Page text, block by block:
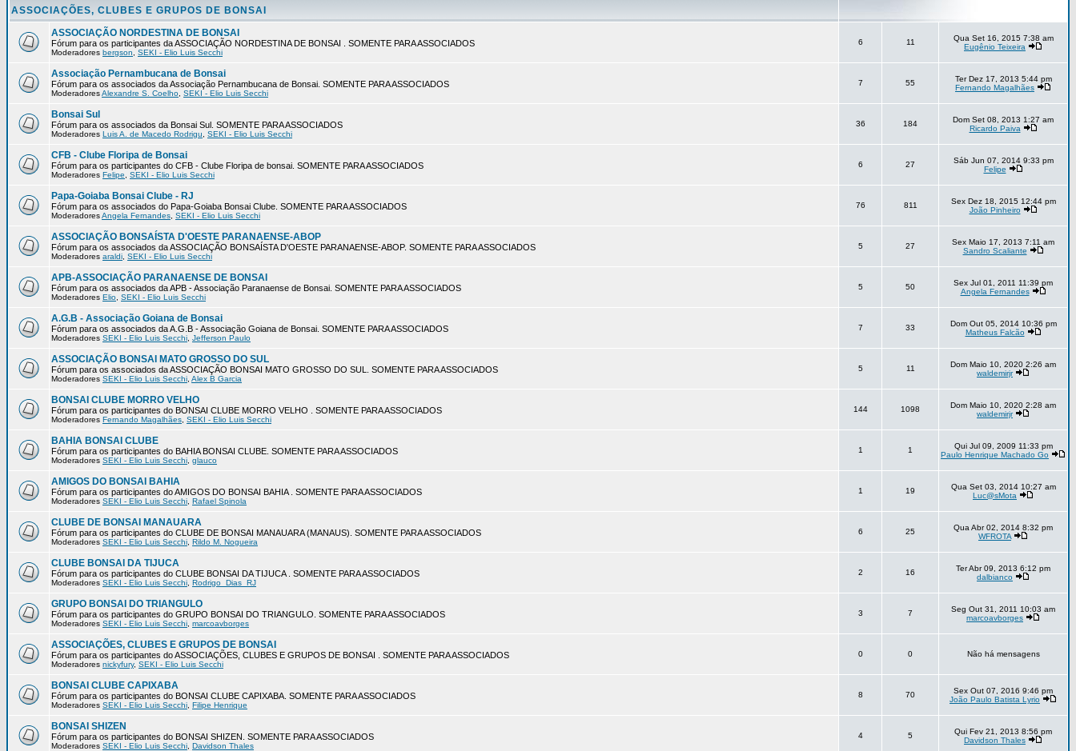
ASSOCIAÇÕES, CLUBES E GRUPOS DE BONSAI
ASSOCIAÇÃO NORDESTINA DE BONSAI
Fórum para os participantes da ASSOCIAÇÃO NORDESTINA DE BONSAI . SOMENTE PARA ASSOCIADOS
Moderadores bergson SEKI - Elio Luis Secchi
6 11
Qua Set 16, 2015 7:38 am
Eugênio Teixeira
Associação Pernambucana de Bonsai
Fórum para os associados da Associação Pernambucana de Bonsai. SOMENTE PARA ASSOCIADOS
ModeradoresAlexandre S. Coelho SEKI - Elio Luis Secchi
7 55
Ter Dez 17, 2013 5:44 pm
Fernando Magalhães
Bonsai Sul
Fórum para os associados da Bonsai Sul. SOMENTE PARA ASSOCIADOS
Moderadores Luis A. de Macedo Rodrigu SEKI - Elio Luis Secchi
36 184
Dom Set 08, 2013 1:27 am
Ricardo Paiva
CFB - Clube Floripa de Bonsai
Fórum para os participantes do CFB - Clube Floripa de bonsai. SOMENTE PARA ASSOCIADOS
Moderadores Felipe SEKI - Elio Luis Secchi
6 27
Sáb Jun 07, 2014 9:33 pm
Felipe
Papa-Goiaba Bonsai Clube - RJ
Fórum para os associados do Papa-Goiaba Bonsai Clube. SOMENTE PARA ASSOCIADOS
ModeradoresAngela Fernandes SEKI - Elio Luis Secchi
76 811
Sex Dez 18, 2015 12:44 pm
João Pinheiro
ASSOCIAÇÃO BONSAÍSTA D'OESTE PARANAENSE-ABOP
Fórum para os associados da ASSOCIAÇÃO BONSAÍSTA D'OESTE PARANAENSE-ABOP. SOMENTE PARA ASSOCIADOS
Moderadores araldi SEKI - Elio Luis Secchi
5 27
Sex Maio 17, 2013 7:11 am
Sandro Scaliante
APB-ASSOCIAÇÃO PARANAENSE DE BONSAI
Fórum para os associados da APB - Associação Paranaense de Bonsai. SOMENTE PARA ASSOCIADOS
Moderadores Elio SEKI - Elio Luis Secchi
5 50
Sex Jul 01, 2011 11:39 pm
Angela Fernandes
A.G.B - Associação Goiana de Bonsai
Fórum para os associados da A.G.B - Associação Goiana de Bonsai. SOMENTE PARA ASSOCIADOS
Moderadores SEKI - Elio Luis Secchi Jefferson Paulo
7 33
Dom Out 05, 2014 10:36 pm
Matheus Falcão
ASSOCIAÇÃO BONSAI MATO GROSSO DO SUL
Fórum para os associados da ASSOCIAÇÃO BONSAI MATO GROSSO DO SUL. SOMENTE PARA ASSOCIADOS
Moderadores SEKI - Elio Luis Secchi Alex B Garcia
5 11
Dom Maio 10, 2020 2:26 am
waldemirjr
BONSAI CLUBE MORRO VELHO
Fórum para os participantes do BONSAI CLUBE MORRO VELHO . SOMENTE PARA ASSOCIADOS
Moderadores Fernando Magalhães SEKI - Elio Luis Secchi
144 1098
Dom Maio 10, 2020 2:28 am
waldemirjr
BAHIA BONSAI CLUBE
Fórum para os participantes do BAHIA BONSAI CLUBE. SOMENTE PARA ASSOCIADOS
Moderadores SEKI - Elio Luis Secchi glauco
1 1
Qui Jul 09, 2009 11:33 pm
Paulo Henrique Machado Go
AMIGOS DO BONSAI BAHIA
Fórum para os participantes do AMIGOS DO BONSAI BAHIA . SOMENTE PARA ASSOCIADOS
Moderadores SEKI - Elio Luis Secchi Rafael Spinola
1 19
Qua Set 03, 2014 10:27 am
Luc@sMota
CLUBE DE BONSAI MANAUARA
Fórum para os participantes do CLUBE DE BONSAI MANAUARA (MANAUS). SOMENTE PARA ASSOCIADOS
Moderadores SEKI - Elio Luis Secchi Rildo M. Nogueira
6 25
Qua Abr 02, 2014 8:32 pm
WFROTA
CLUBE BONSAI DA TIJUCA
Fórum para os participantes do CLUBE BONSAI DA TIJUCA . SOMENTE PARA ASSOCIADOS
Moderadores SEKI - Elio Luis Secchi Rodrigo_Dias_RJ
2 16
Ter Abr 09, 2013 6:12 pm
dalbianco
GRUPO BONSAI DO TRIANGULO
Fórum para os participantes do GRUPO BONSAI DO TRIANGULO. SOMENTE PARA ASSOCIADOS
Moderadores SEKI - Elio Luis Secchi marcoavborges
3 7
Seg Out 31, 2011 10:03 am
marcoavborges
ASSOCIAÇÕES, CLUBES E GRUPOS DE BONSAI
Fórum para os participantes do ASSOCIAÇÕES, CLUBES E GRUPOS DE BONSAI . SOMENTE PARA ASSOCIADOS
Moderadores nickyfury, SEKI - Elio Luis Secchi
0 0 Não há mensagens
BONSAI CLUBE CAPIXABA
Fórum para os participantes do BONSAI CLUBE CAPIXABA. SOMENTE PARA ASSOCIADOS
Moderadores SEKI - Elio Luis Secchi Filipe Henrique
8 70
Sex Out 07, 2016 9:46 pm
João Paulo Batista Lyrio
BONSAI SHIZEN
Fórum para os participantes do BONSAI SHIZEN. SOMENTE PARA ASSOCIADOS
Moderadores SEKI - Elio Luis Secchi Davidson Thales
4 5
Qui Fev 21, 2013 8:56 pm
Davidson Thales